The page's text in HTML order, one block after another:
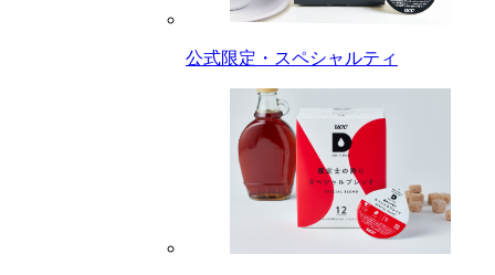
公式限定・スペシャルティ